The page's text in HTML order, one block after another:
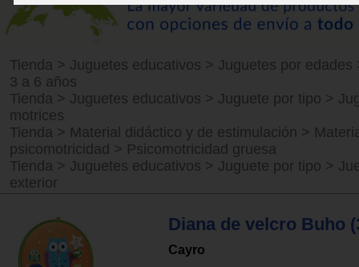
Tienda > Juguetes educativos > Juguetes por edades
3 a 6 años
Tienda > Juguetes educativos > Juguete por tipo >
motrices
Tienda > Material didáctico y de estimulación >
psicomotricidad > Psicomotricidad gruesa
Tienda > Juguetes educativos > Juguete por tipo >
exterior
Diana de velcro Buho
Cayro